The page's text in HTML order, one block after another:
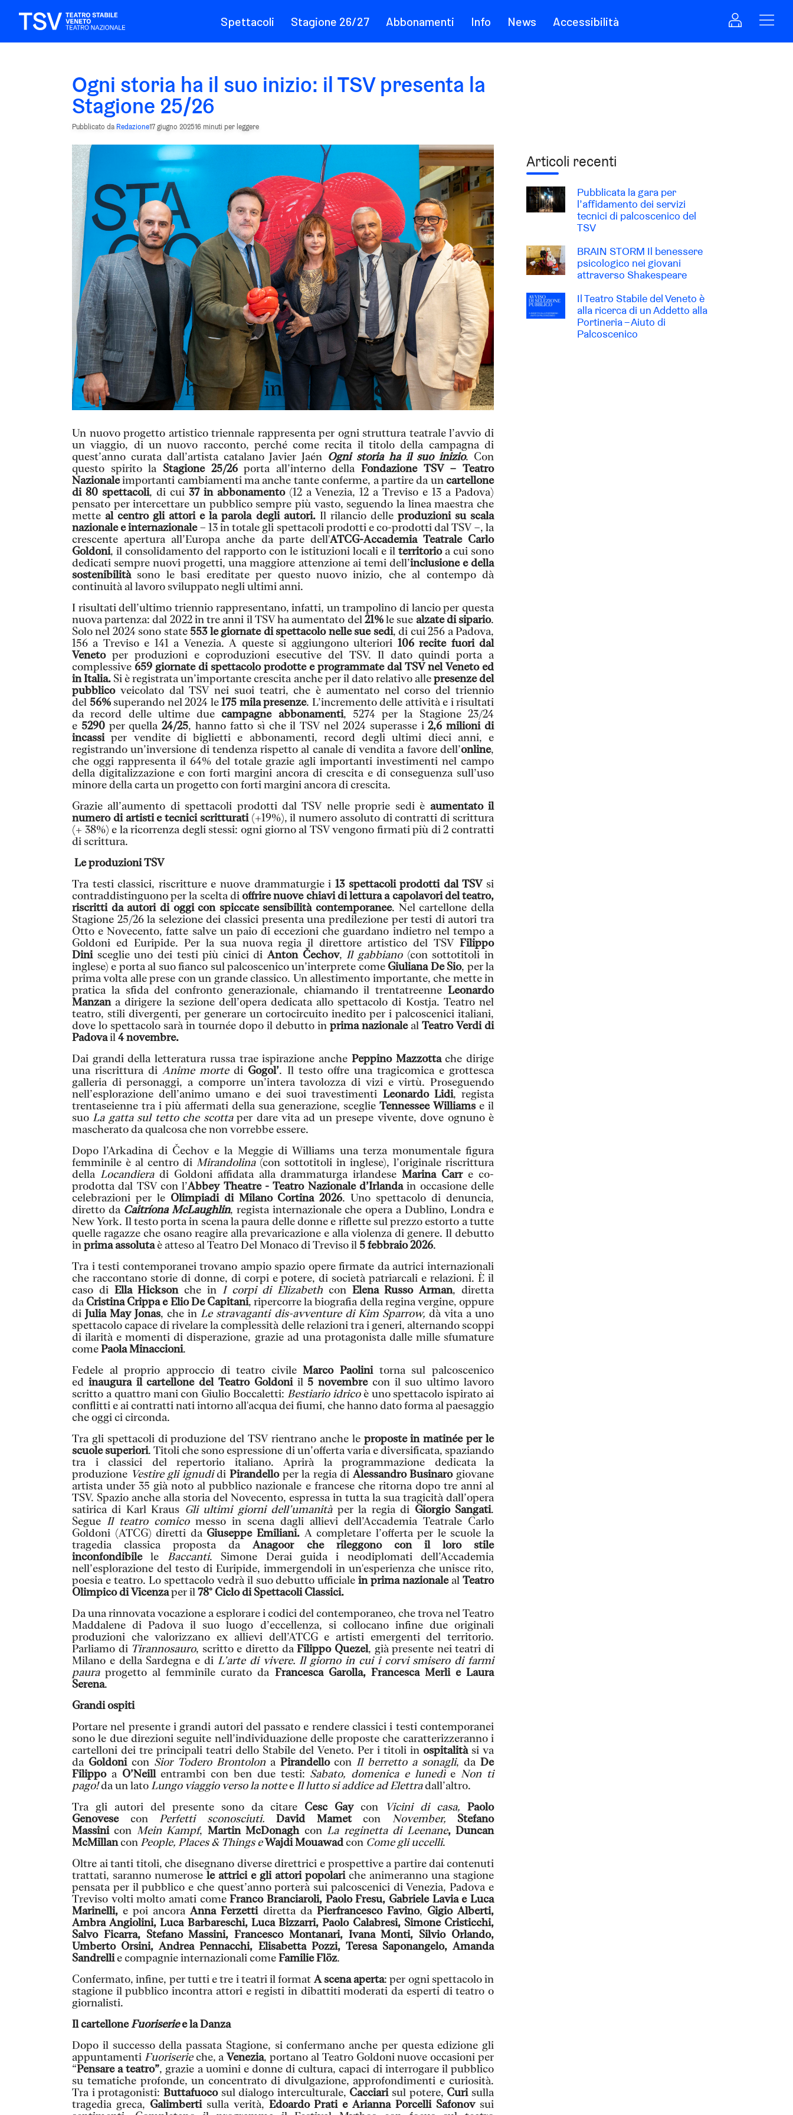
Spettacoli Stagione 26/27 Abbonamenti Info News Accessibilità
Ogni storia ha il suo inizio: il TSV presenta la
Stagione 25/26
Pubblicato da Redazione17 giugno 202516 minuti per leggere
Un nuovo progetto artistico triennale rappresenta per ogni struttura teatrale l’avvio di
un viaggio, di un nuovo racconto, perché come recita il titolo della campagna di
quest’anno curata dall’artista catalano Javier Jaén
Ogni storia ha il suo inizio. Con
questo spirito la Stagione 25/26porta all’interno dellaFondazione TSV – Teatro
Nazionaleimportanti cambiamenti ma anche tante conferme, a partire da un cartellone
di 80 spettacoli, di cui 37 in abbonamento(12 a Venezia, 12 a Treviso e 13 a Padova)
pensato per intercettare un pubblico sempre più vasto, seguendo la linea maestra che
metteal centro gli attori e la parola degli autori. Il rilancio delleproduzioni su scala
nazionale e internazionale– 13 in totale gli spettacoli prodotti e co-prodotti dal TSV –, la
crescente apertura all’Europa anche da parte dell'ATCG-Accademia Teatrale Carlo
Goldoni, il consolidamento del rapporto con le istituzioni locali e il territorioa cui sono
dedicati sempre nuovi progetti, una maggiore attenzione ai temi dell’inclusione e della
sostenibilità sono le basi ereditate per questo nuovo inizio, che al contempo dà
continuità al lavoro sviluppato negli ultimi anni.
I risultati dell’ultimo triennio rappresentano, infatti, un trampolino di lancio per questa
nuova partenza: dal 2022 in tre anni il TSV ha aumentato del 21%le sue alzate di sipario.
Solo nel 2024 sono state553 le giornate di spettacolo nelle sue sedi, di cui 256 a Padova,
156 a Treviso e 141 a Venezia. A queste si aggiungono ulteriori 106 recite fuori dal
Venetoper produzioni e coproduzioni esecutive del TSV. Il dato quindi porta a
complessive 659 giornate di spettacolo prodotte e programmate dal TSV nel Veneto ed
in Italia. Si è registrata un’importante crescita anche per il dato relativo alle presenze del
pubblico veicolato dal TSV nei suoi teatri, che è aumentato nel corso del triennio
del 56%superando nel 2024 le 175 mila presenze. L’incremento delle attività e i risultati
da record delle ultime duecampagne abbonamenti, 5274 per la Stagione 23/24
e 5290per quella24/25, hanno fatto sì che il TSV nel 2024 superasse i2,6 milioni di
incassiper vendite di biglietti e abbonamenti, record degli ultimi dieci anni, e
registrando un’inversione di tendenza rispetto al canale di vendita a favore dell’online,
che oggi rappresenta il 64% del totale grazie agli importanti investimenti nel campo
della digitalizzazione e con forti margini ancora di crescita e di conseguenza sull’uso
minore della carta un progetto con forti margini ancora di crescita.
Grazie all’aumento di spettacoli prodotti dal TSV nelle proprie sedi è aumentato il
numero di artisti e tecnici scritturati(+19%), il numero assoluto di contratti di scrittura
(+ 38%) e la ricorrenza degli stessi: ogni giorno al TSV vengono firmati più di 2 contratti
di scrittura.
Le produzioni TSV
Tra testi classici, riscritture e nuove drammaturgie i 13 spettacoli prodotti dal TSV si
contraddistinguono per la scelta dioffrire nuove chiavi di lettura a capolavori del teatro,
riscritti da autori di oggi con spiccate sensibilità contemporanee. Nel cartellone della
Stagione 25/26 la selezione dei classici presenta una predilezione per testi di autori tra
Otto e Novecento, fatte salve un paio di eccezioni che guardano indietro nel tempo a
Goldoni ed Euripide. Per la sua nuova regia il direttore artistico del TSV Filippo
Dinisceglie uno dei testi più cinici diAnton Čechov, Il gabbiano(con sottotitoli in
inglese) e porta al suo fianco sul palcoscenico un’interprete come Giuliana De Sio, per la
prima volta alle prese con un grande classico. Un allestimento importante, che mette in
pratica la sfida del confronto generazionale, chiamando il trentatreenne Leonardo
Manzana dirigere la sezione dell’opera dedicata allo spettacolo di Kostja. Teatro nel
teatro, stili divergenti, per generare un cortocircuito inedito per i palcoscenici italiani,
dove lo spettacolo sarà in tournée dopo il debutto in prima nazionale al Teatro Verdi di
Padovail 4 novembre.
Dai grandi della letteratura russa trae ispirazione anche Peppino Mazzottache dirige
una riscrittura diAnime mortedi Gogol’. Il testo offre una tragicomica e grottesca
galleria di personaggi, a comporre un’intera tavolozza di vizi e virtù. Proseguendo
nell’esplorazione dell’animo umano e dei suoi travestimenti Leonardo Lidi, regista
trentaseienne tra i più affermati della sua generazione, sceglie Tennessee Williams e il
suoLa gatta sul tetto che scottaper dare vita ad un presepe vivente, dove ognuno è
mascherato da qualcosa che non vorrebbe essere.
Dopo l’Arkadina di Čechov e la Meggie di Williams una terza monumentale figura
femminile è al centro di Mirandolina(con sottotitoli in inglese), l’originale riscrittura
della Locandiera di Goldoni affidata alla drammaturga irlandeseMarina Carre co-
prodotta dal TSV con l’Abbey Theatre - Teatro Nazionale d’Irlandain occasione delle
celebrazioni per le Olimpiadi di Milano Cortina 2026. Uno spettacolo di denuncia,
diretto da Caitríona McLaughlin, regista internazionale che opera a Dublino, Londra e
New York. Il testo porta in scena la paura delle donne e riflette sul prezzo estorto a tutte
quelle ragazze che osano reagire alla prevaricazione e alla violenza di genere. Il debutto
in prima assolutaè atteso al Teatro Del Monaco di Treviso il 5 febbraio 2026.
Tra i testi contemporanei trovano ampio spazio opere firmate da autrici internazionali
che raccontano storie di donne, di corpi e potere, di società patriarcali e relazioni. È il
caso di Ella Hicksonche in I corpi di Elizabeth con Elena Russo Arman, diretta
da Cristina Crippa e Elio De Capitani, ripercorre la biografia della regina vergine, oppure
di Julia May Jonas, che inLe stravaganti dis-avventure di Kim Sparrow, dà vita a uno
spettacolo capace di rivelare la complessità delle relazioni tra i generi, alternando scoppi
di ilarità e momenti di disperazione, grazie ad una protagonista dalle mille sfumature
come Paola Minaccioni.
Fedele al proprio approccio di teatro civileMarco Paolinitorna sul palcoscenico
ed inaugura il cartellone del Teatro Goldoniil5 novembrecon il suo ultimo lavoro
scritto a quattro mani con Giulio Boccaletti: Bestiario idrico è uno spettacolo ispirato ai
conflitti e ai contratti nati intorno all'acqua dei fiumi, che hanno dato forma al paesaggio
che oggi ci circonda.
Tra gli spettacoli di produzione del TSV rientrano anche le proposte in matinée per le
scuole superiori. Titoli che sono espressione di un’offerta varia e diversificata, spaziando
tra i classici del repertorio italiano. Aprirà la programmazione dedicata la
produzione Vestire gli ignudidi Pirandelloper la regia di Alessandro Businarogiovane
artista under 35 già noto al pubblico nazionale e francese che ritorna dopo tre anni al
TSV. Spazio anche alla storia del Novecento, espressa in tutta la sua tragicità dall’opera
satirica di Karl Kraus
Gli ultimi giorni dell’umanità per la regia di Giorgio Sangati.
Segue Il teatro comico messo in scena dagli allievi dell’Accademia Teatrale Carlo
Goldoni (ATCG) diretti da Giuseppe Emiliani.A completare l’offerta per le scuole la
tragedia classica proposta daAnagoor che rileggono con il loro stile
inconfondibilele Baccanti. Simone Derai
guida i neodiplomati dell’Accademia
nell’esplorazione del testo di Euripide, immergendoli in un'esperienza che unisce rito,
poesia e teatro. Lo spettacolo vedrà il suo debutto ufficialein prima nazionalealTeatro
Olimpico di Vicenzaper il 78° Ciclo di Spettacoli Classici.
Da una rinnovata vocazione a esplorare i codici del contemporaneo, che trova nel Teatro
Maddalene di Padova il suo luogo d’eccellenza, si collocano infine due originali
produzioni che valorizzano ex allievi dell’ATCG e artisti emergenti del territorio.
Parliamo di Tirannosauro, scritto e diretto daFilippo Quezel, già presente nei teatri di
Milano e della Sardegna e di L’arte di vivere. Il giorno in cui i corvi smisero di farmi
paura progetto al femminile curato da Francesca Garolla, Francesca Merli e Laura
Serena.
Grandi ospiti
Portare nel presente i grandi autori del passato e rendere classici i testi contemporanei
sono le due direzioni seguite nell’individuazione delle proposte che caratterizzeranno i
cartelloni dei tre principali teatri dello Stabile del Veneto. Per i titoli in ospitalitàsi va
da Goldonicon Sior Todero Brontolona PirandelloconIl berretto a sonagli, daDe
Filippoa O’Neill entrambi con ben due testi: Sabato, domenica e lunedìeNon ti
pago!da un lato Lungo viaggio verso la nottee Il lutto si addice ad Elettradall’altro.
Tra gli autori del presente sono da citare Cesc Gaycon Vicini di casa, Paolo
Genovese con Perfetti sconosciuti. David Mametcon November,
Stefano
Massinicon Mein Kampf, Martin McDonaghconLa reginetta di Leenane, Duncan
McMillancon People, Places & ThingseWajdi Mouawadcon Come gli uccelli.
Oltre ai tanti titoli, che disegnano diverse direttrici e prospettive a partire dai contenuti
trattati, saranno numerose le attrici e gli attori popolariche animeranno una stagione
pensata per il pubblico e che quest’anno porterà sui palcoscenici di Venezia, Padova e
Treviso volti molto amati comeFranco Branciaroli, Paolo Fresu, Gabriele Lavia e Luca
Marinelli, e poi ancora Anna Ferzettidiretta da Pierfrancesco Favino, Gigio Alberti,
Ambra Angiolini, Luca Barbareschi, Luca Bizzarri, Paolo Calabresi, Simone Cristicchi,
Salvo Ficarra,
Stefano Massini, Francesco Montanari, Ivana Monti, Silvio Orlando,
Umberto Orsini, Andrea Pennacchi, Elisabetta Pozzi, Teresa Saponangelo, Amanda
Sandrellie compagnie internazionali come FamilieFlöz.
Confermato, infine, per tutti e tre i teatri il format A scena aperta: per ogni spettacolo in
stagione il pubblico incontra attori e registi in dibattiti moderati da esperti di teatro o
giornalisti.
Il cartelloneFuoriseriee la Danza
Dopo il successo della passata Stagione, si confermano anche per questa edizione gli
appuntamenti Fuoriserieche, a Venezia, portano al Teatro Goldoni nuove occasioni per
“Pensare a teatro”, grazie a uomini e donne di cultura, capaci di interrogare il pubblico
su tematiche profonde, un concentrato di divulgazione, approfondimenti e curiosità.
Tra i protagonisti: Buttafuocosul dialogo interculturale, Cacciarisul potere, Curisulla
tragedia greca, Galimbertisulla verità, Edoardo Prati e Arianna Porcelli Safonovsui
Articoli recenti
Pubblicata la gara per
l’affidamento dei servizi
tecnici di palcoscenico del
TSV
BRAIN STORM Il benessere
psicologico nei giovani
attraverso Shakespeare
Il Teatro Stabile del Veneto è
alla ricerca di un Addetto alla
Portineria – Aiuto di
Palcoscenico